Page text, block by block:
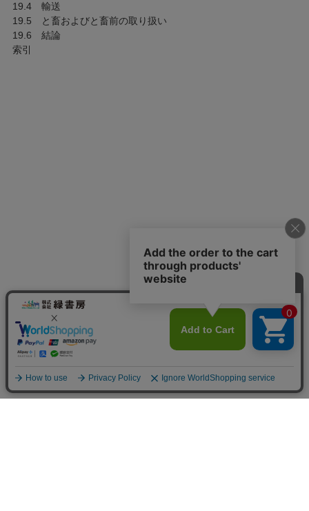
19.4 輸送
19.5 と畜およびと畜前の取り扱い
19.6 結論
索引